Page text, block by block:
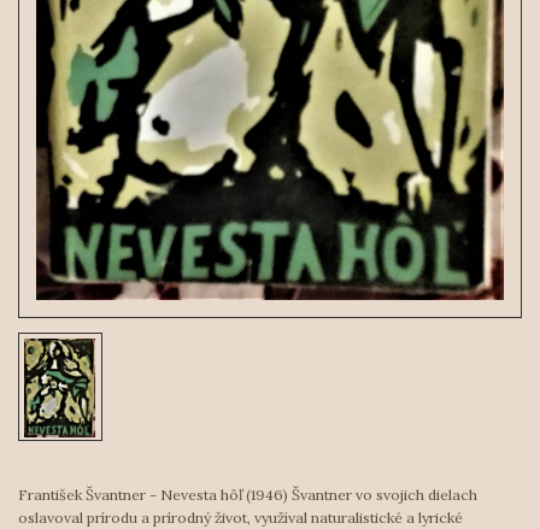
František Švantner - Nevesta hôľ (1946) Švantner vo svojich dielach
oslavoval prírodu a prírodný život, využíval naturalistické a lyrické